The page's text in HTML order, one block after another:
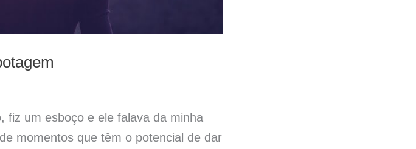
fiz um esboço e ele falava da minha
momentos que têm o potencial de dar